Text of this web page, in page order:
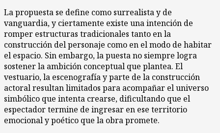
La propuesta se define como surrealista y de
vanguardia, y ciertamente existe una intención de
romper estructuras tradicionales tanto en la
construcción del personaje como en el modo de habitar
el espacio. Sin embargo, la puesta no siempre logra
sostener la ambición conceptual que plantea. El
vestuario, la escenografía y parte de la construcción
actoral resultan limitados para acompañar el universo
simbólico que intenta crearse, dificultando que el
espectador termine de ingresar en ese territorio
emocional y poético que la obra promete.